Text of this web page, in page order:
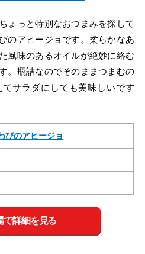
ょっと特別なおつまみを探して
のアヒージョです。柔らかなあ
風味のあるオイルが絶妙に絡む
。瓶詰なのでそのままつまむの
サラダにしても美味しいです
びのアヒージョ
で詳細を見る